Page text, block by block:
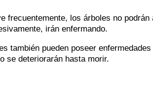
frecuentemente, los árboles no
irán enfermando.
también pueden poseer
se deteriorarán hasta morir.